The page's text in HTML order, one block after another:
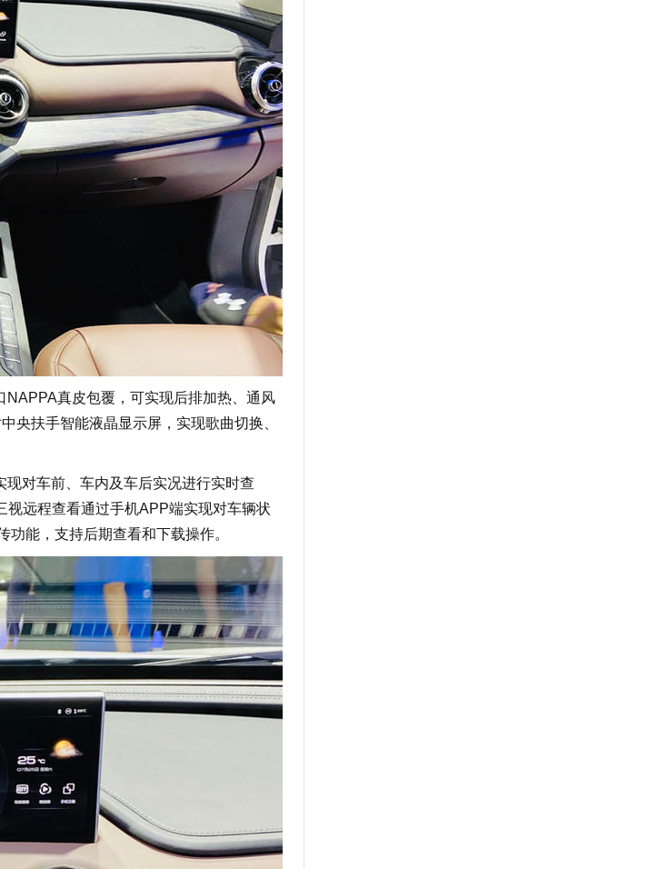
真皮包覆，可实现后排加热、通风
央扶手智能液晶显示屏，实现歌曲切换、
对车前、车内及车后实况进行实时查
远程查看通过手机APP端实现对车辆状
能，支持后期查看和下载操作。